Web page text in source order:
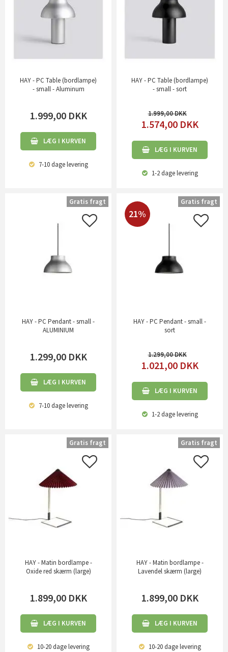
HAY - PC Table (bordlampe)
- small - Aluminum
1.999,00 DKK
LÆG I KURVEN
7-10 dagelevering
HAY - PC Table (bordlampe)
- small - sort
1.999,00
1.574,00 DKK
LÆG I KURVEN
1-2 dagelevering
HAY - PC Pendant - small -
ALUMINIUM
1.299,00 DKK
LÆG I KURVEN
7-10 dagelevering
Gratis fragt
21%
HAY - PC Pendant - small -
sort
1.299,00
1.021,00 DKK
LÆG I KURVEN
1-2 dagelevering
Gratis fragt
HAY - Matin bordlampe -
Oxide red skærm (large)
1.899,00 DKK
LÆG I KURVEN
10-20 dagelevering
Gratis fragt
HAY - Matin bordlampe -
Lavendel skærm (large)
1.899,00 DKK
LÆG I KURVEN
10-20 dagelevering
Gratis fragt